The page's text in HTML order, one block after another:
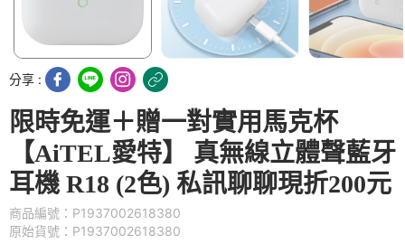
分享 :
限時免運＋贈一對實用馬克杯
【AiTEL愛特】 真無線立體聲藍牙
耳機 R18 (2色) 私訊聊聊現折200元
商品編號：P1937002618380
原始貨號：P1937002618380